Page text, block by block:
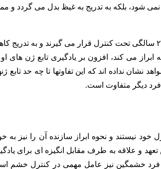
شود، بلکه به تدریج به غیظ بدل می گردد و
گاز گرفتن و ضربه زدن در نوزادان، شیوه هایی برای ابراز غیظ و خشم هستند که در ۲ سالگی تحت کنترل قرار می گیرند و به
می کند، افزون بر یادگیری تابع ژن های او
نداده اند که این تفاوتها تا چه حد تابع
فرد دیگر متفاوت است.
نیستند و نحوه ابراز سازنده آن را نیز به
و علاقه به طرف مقابل انگیزه ای برای
فرد خشمگین نیز عامل مهمی در کنترل خشم